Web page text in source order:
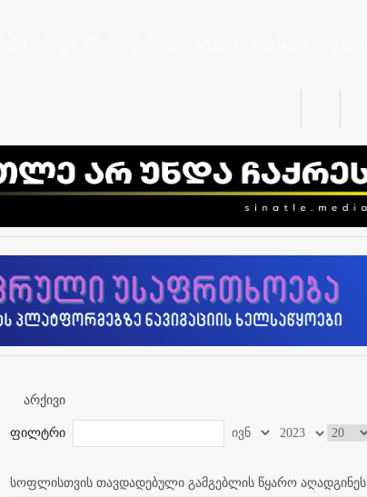
არქივი
ფილტრი
სოფლისთვის თავდადებული გამგებლის წყარო აღადგინეს